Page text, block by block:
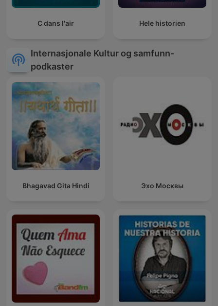
C dans l'air Hele historien
Internasjonale Kultur og samfunn-
podkaster
Bhagavad Gita Hindi Эхо Москвы